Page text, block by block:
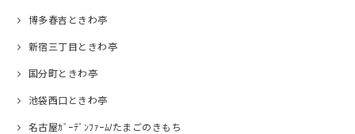
博多春吉ときわ亭
新宿三丁目ときわ亭
国分町ときわ亭
池袋西口ときわ亭
名古屋ｶﾞｰﾃﾞﾝﾌｧｰﾑ/たまごのきもち